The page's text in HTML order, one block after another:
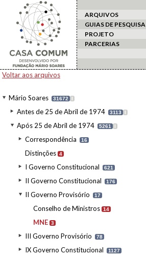
ARQUIVOS
GUIAS DE PESQUISA
PROJETO
PARCERIAS
Voltar aos arquivos
Mário Soares 31672 I
Antes de 25 de Abril de 1974 3113 I
Após 25 de Abril de 1974 5261 I
Correspondência 16
Distinções 4
I Governo Constitucional 621
II Governo Constitucional 176
II Governo Provisório 17
Conselho de Ministros 14
MNE 3
III Governo Provisório 78
IX Governo Constitucional 1127